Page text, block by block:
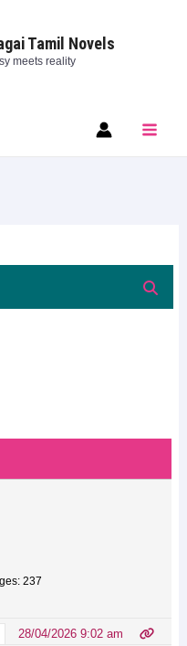
Tamil Novels
meets reality
237
28/04/2026 9:02 am